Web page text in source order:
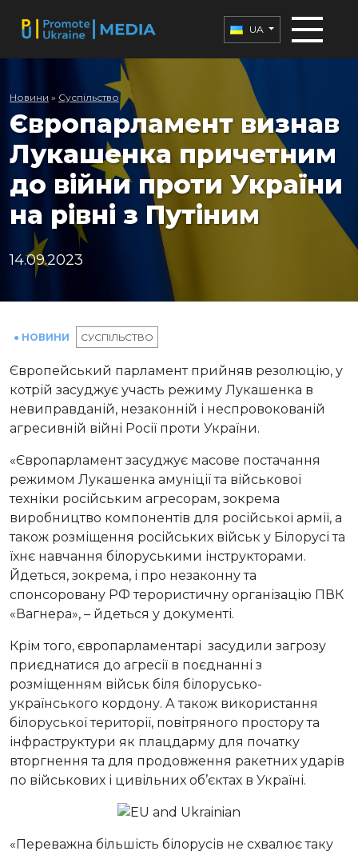
UA
Новини » Суспільство
Європарламент визнав
Лукашенка причетним
до війни проти України
на рівні з Путіним
14.09.2023
● НОВИНИ СУСПІЛЬСТВО
Європейський парламент прийняв резолюцію, у
котрій засуджує участь режиму Лукашенка в
невиправданій, незаконній і неспровокованій
агресивній війні Росії проти України.
«Європарламент засуджує масове постачання
режимом Лукашенка амуніції та військової
техніки російським агресорам, зокрема
виробництво компонентів для російської армії, а
також розміщення російських військ у Білорусі та
їхнє навчання білоруськими інструкторами.
Йдеться, зокрема, і про незаконну та
спонсоровану РФ терористичну організацію ПВК
«Вагнера», – йдеться у документі.
Крім того, європарламентарі засудили загрозу
приєднатися до агресії в поєднанні з
розміщенням військ біля білорусько-
українського кордону. А також використання
білоруської території, повітряного простору та
інфраструктури як плацдарму для початку
вторгнення та для продовження ракетних ударів
по військових і цивільних об’єктах в Україні.
«Переважна більшість білорусів не схвалює таку